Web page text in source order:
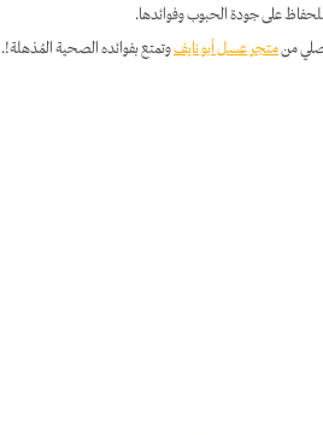
على جودة الحبوب وفوائدها.
منمتجر عسل أبو نايفوتمتع بفوائده الصحية المُذهلة!.